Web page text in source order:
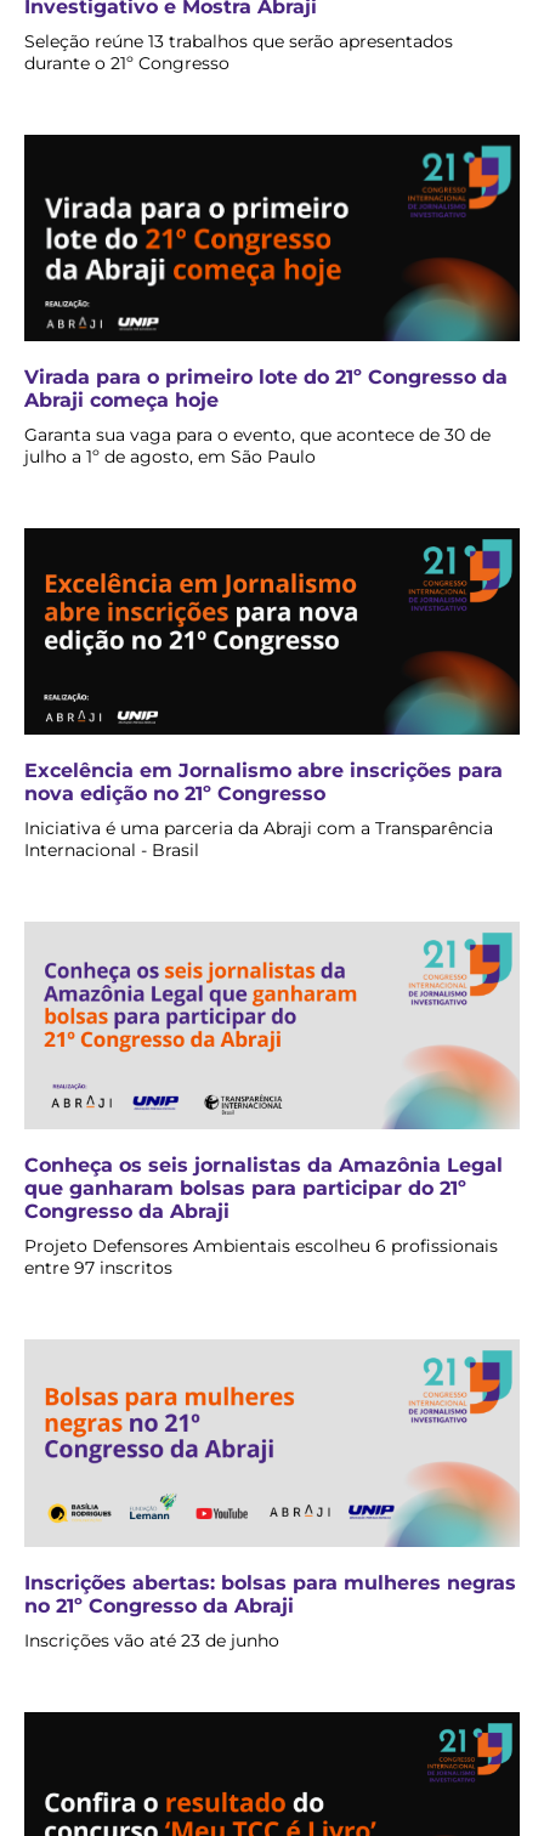
Investigativo e Mostra Abraji
Seleção reúne 13 trabalhos que serão apresentados
durante o 21º Congresso
Virada para o primeiro lote do 21º Congresso da
Abraji começa hoje
Garanta sua vaga para o evento, que acontece de 30 de
julho a 1º de agosto, em São Paulo
Excelência em Jornalismo abre inscrições para
nova edição no 21º Congresso
Iniciativa é uma parceria da Abraji com a Transparência
Internacional - Brasil
Conheça os seis jornalistas da Amazônia Legal
que ganharam bolsas para participar do 21º
Congresso da Abraji
Projeto Defensores Ambientais escolheu 6 profissionais
entre 97 inscritos
Inscrições abertas: bolsas para mulheres negras
no 21º Congresso da Abraji
Inscrições vão até 23 de junho